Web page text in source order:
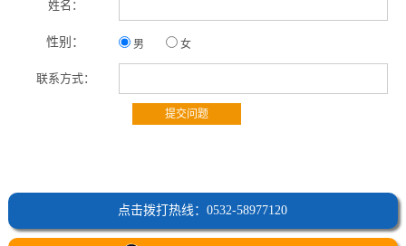
姓名：
性别： 男 女
联系方式：
点击拨打热线：0532-58977120